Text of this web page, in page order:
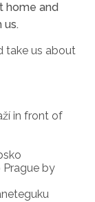
home and
take us about
in front of
Prague by